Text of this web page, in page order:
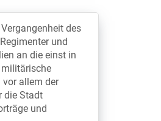
des
und
an die einst in
allem der
die Stadt
und